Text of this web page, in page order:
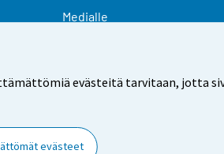
evästeitä tarvitaan, jotta
evästeet
Medialle
Palaute